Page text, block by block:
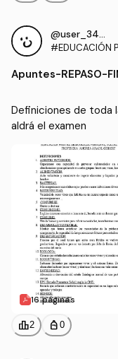
#EDUCACIÓN
SOCIAL Y
Apuntes-REPASO-
Definiciones de toda
aldrá el examen
16 páginas
leaderboard2 personal_bag 0